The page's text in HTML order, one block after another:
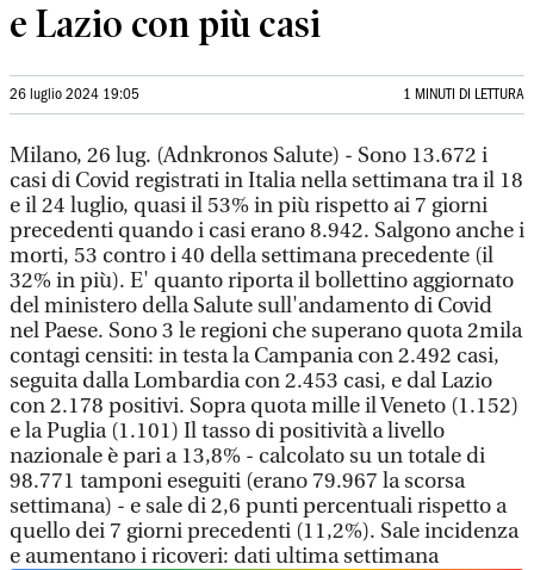
e Lazio con più casi
26 luglio 2024 19:05 1 MINUTI DI LETTURA
Milano, 26 lug. (Adnkronos Salute) - Sono 13.672 i
casi di Covid registrati in Italia nella settimana tra il 18
e il 24 luglio, quasi il 53% in più rispetto ai 7 giorni
precedenti quando i casi erano 8.942. Salgono anche i
morti, 53 contro i 40 della settimana precedente (il
32% in più). E' quanto riporta il bollettino aggiornato
del ministero della Salute sull'andamento di Covid
nel Paese. Sono 3 le regioni che superano quota 2mila
contagi censiti: in testa la Campania con 2.492 casi,
seguita dalla Lombardia con 2.453 casi, e dal Lazio
con 2.178 positivi. Sopra quota mille il Veneto (1.152)
e la Puglia (1.101) Il tasso di positività a livello
nazionale è pari a 13,8% - calcolato su un totale di
98.771 tamponi eseguiti (erano 79.967 la scorsa
settimana) - e sale di 2,6 punti percentuali rispetto a
quello dei 7 giorni precedenti (11,2%). Sale incidenza
e aumentano i ricoveri: dati ultima settimana